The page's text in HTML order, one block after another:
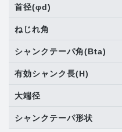
首径(φd)
ねじれ角
シャンクテーパ角(Bta)
有効シャンク長(H)
大端径
シャンクテーパ形状